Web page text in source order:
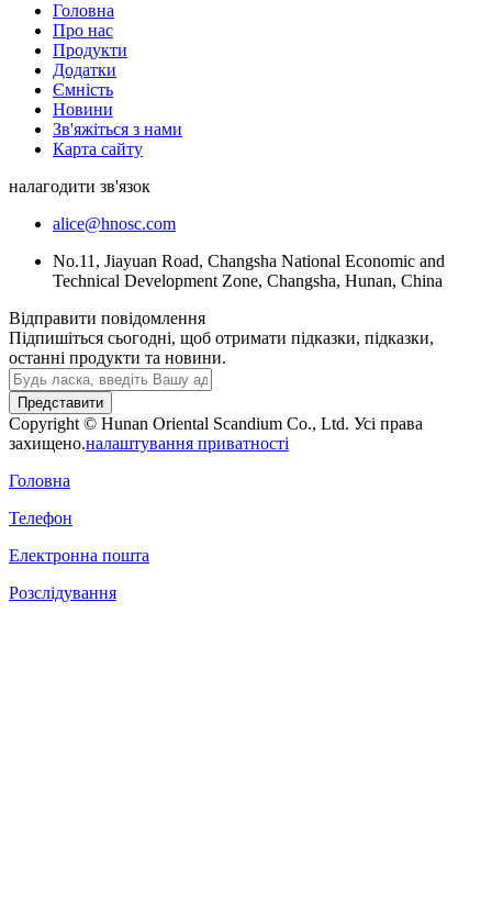
Головна
Про нас
Продукти
Додатки
Ємність
Новини
Зв'яжіться з нами
Карта сайту
налагодити зв'язок
alice@hnosc.com
No.11, Jiayuan Road, Changsha National Economic and
Technical Development Zone, Changsha, Hunan, China
Відправити повідомлення
Підпишіться сьогодні, щоб отримати підказки, підказки,
останні продукти та новини.
Представити
Copyright © Hunan Oriental Scandium Co., Ltd. Усі права
захищено.налаштування приватності
Головна
Телефон
Електронна пошта
Розслідування